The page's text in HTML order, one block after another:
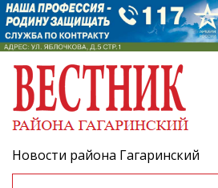
Новости района Гагаринский